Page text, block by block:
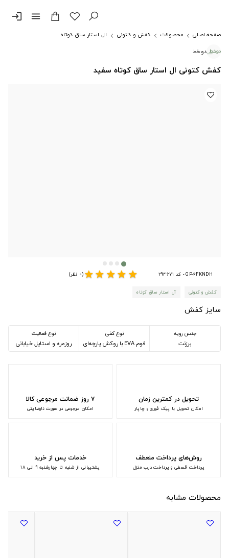
menu
login
صفحه اصلی محصولات کفش و کتونی
آل استار ساق کوتاه
دوخط
کفش کتونی ال استار ساق کوتاه سفید
GP-6FKNDH - کد 294671 star
star
star
star
star(0 نظر)
کفش و کتونی آل استار ساق کوتاه
سایز کفش
جنس رویه
برزنت
نوع کفی
فوم EVA با روکش پارچه‌ای
نوع فعالیت
روزمره و استایل خیابانی
تحویل در کمترین زمان
امکان تحویل با پیک فوری و چاپار
۷ روز ضمانت مرجوعی کالا
امکان مرجوعی در صورت نارضایتی
روش‌های پرداخت منعطف
پرداخت قسطی و پرداخت درب منزل
خدمات پس از خرید
پشتیبانی از شنبه تا چهارشنبه 9 الی 18
محصولات مشابه